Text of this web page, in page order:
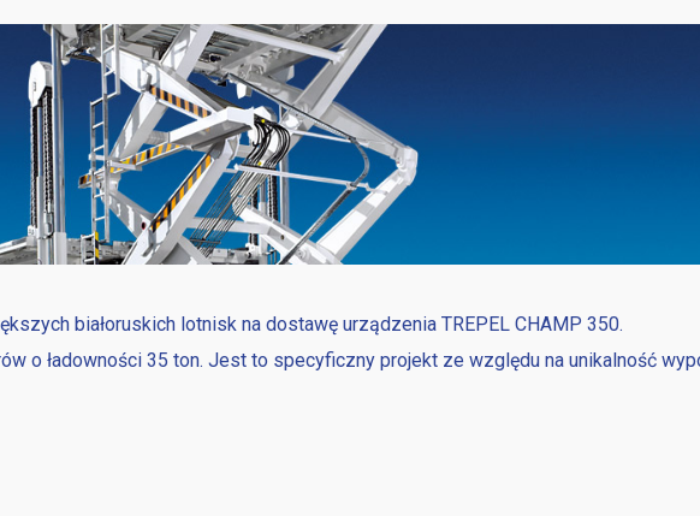
białoruskich lotnisk na dostawę urządzenia TREPEL CHAMP 350.
o ładowności 35 ton. Jest to specyficzny projekt ze względu na unikalność